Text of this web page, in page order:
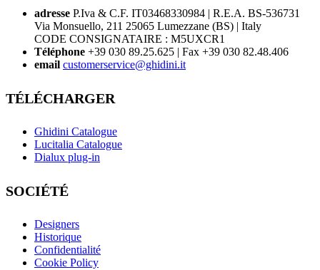
adresse P.Iva & C.F. IT03468330984 | R.E.A. BS-536731
Via Monsuello, 211 25065 Lumezzane (BS) | Italy
CODE CONSIGNATAIRE : M5UXCR1
Téléphone +39 030 89.25.625 | Fax +39 030 82.48.406
email customerservice@ghidini.it
TÉLÉCHARGER
Ghidini Catalogue
Lucitalia Catalogue
Dialux plug-in
SOCIÉTÉ
Designers
Historique
Confidentialité
Cookie Policy